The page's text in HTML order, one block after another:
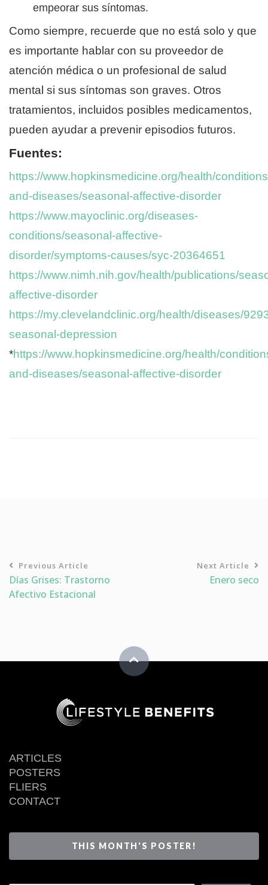
empeorar sus síntomas.
Como siempre, recuerde que no está solo y que
es importante hablar con su proveedor de
atención médica o un profesional de salud
mental si sus síntomas son graves. Otros
tratamientos, incluidos posibles medicamentos,
pueden ayudar a prevenir episodios futuros.
Fuentes:
https://www.hopkinsmedicine.org/health/
and-diseases/seasonal-affective-disorder
https://www.mayoclinic.org/diseases-
conditions/seasonal-affective-
disorder/symptoms-causes/syc-20364651
https://www.nimh.nih.gov/health/publications/
affective-disorder
https://my.clevelandclinic.org/health/diseases/
seasonal-depression
*https://www.hopkinsmedicine.org/health/
and-diseases/seasonal-affective-disorder
Previous Article
Días Grises: Trastorno
Afectivo Estacional
Next Article
Enero seco
ARTICLES
POSTERS
FLIERS
CONTACT
THIS MONTH'S POSTER!